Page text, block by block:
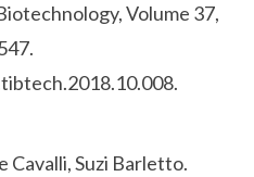
Volume 37,
Cavalli, Suzi Barletto.